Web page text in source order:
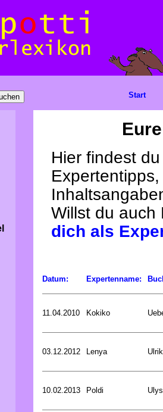
Hier findest
Willst du
dich als
Datum: Expertenname:
11.04.2010 Kokiko
03.12.2012 Lenya
10.02.2013 Poldi
Start